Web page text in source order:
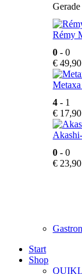
Rémy
0 - 0
€ 49,90
4 - 1
€ 17,90
0 - 0
€ 23,90
Start
Shop